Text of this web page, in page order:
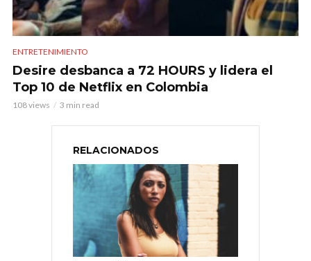
ENTRETENIMIENTO
Desire desbanca a 72 HOURS y lidera el
Top 10 de Netflix en Colombia
108 views 3 min read
RELACIONADOS